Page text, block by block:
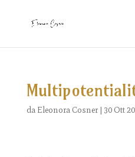
da Eleonora Cosner| 30 Ott